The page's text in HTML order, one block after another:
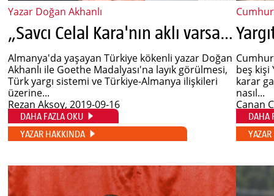
Yazar Doğan Akhanlı
„Savcı Celal Kara'nın aklı varsa Almanya'dan dışarı adım atmaz!“
Almanya'da yaşayan Türkiye kökenli yazar Doğan
Akhanlı ile Goethe Madalyası'na layık görülmesi,
Türk yargı sistemi ve Türkiye-Almanya ilişkileri
üzerine...
Rezan Aksoy, 2019-09-16
DAHA FAZLA OKU
YAZAR HAKKINDA
beş kişi
karar
nasıl...
Canan
DAHA